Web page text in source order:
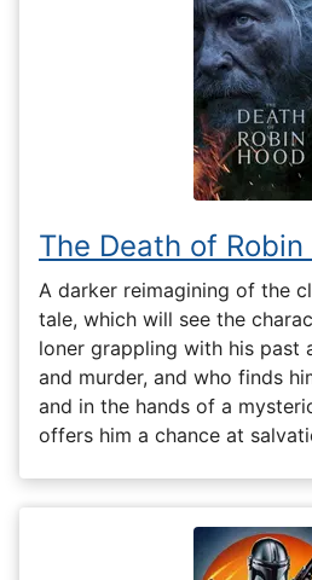
The Death of
A darker reimagining of the
tale, which will see the
loner grappling with his past
and murder, and who finds
and in the hands of a
offers him a chance at